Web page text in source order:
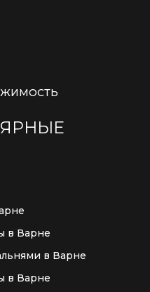
в Варне
в Варне
в Варне